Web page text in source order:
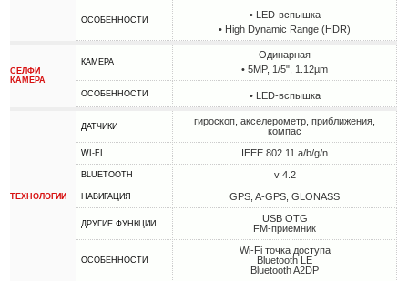
ОСОБЕННОСТИ
• LED-вспышка
• High Dynamic Range (HDR)
СЕЛФИ
КАМЕРА
КАМЕРА
Одинарная
• 5MP, 1/5", 1.12µm
ОСОБЕННОСТИ • LED-вспышка
ТЕХНОЛОГИИ
ДАТЧИКИ
гироскоп, акселерометр, приближения,
компас
WI-FI IEEE 802.11 a/b/g/n
BLUETOOTH v 4.2
НАВИГАЦИЯ GPS, A-GPS, GLONASS
ДРУГИЕ ФУНКЦИИ
USB OTG
FM-приемник
ОСОБЕННОСТИ
Wi-Fi точка доступа
Bluetooth LE
Bluetooth A2DP